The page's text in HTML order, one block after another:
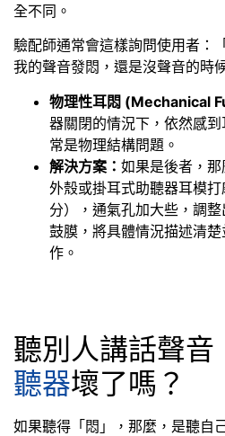
全不同。
驗配師通常會這樣詢問使用者：
我的聲音發悶，還是沒聲音的時
物理性耳悶 (Mechanical
器關閉的情況下，依然感
常是物理結構問題。
解決方案： 如果是後者，
外殼或掛耳式助聽器耳模
分），通氣孔加大些，調
鼓膜，將具體情況描述清
作。
聽別人講話聲音
聽器壞了嗎？
如果聽得「悶」，那麼，是聽自